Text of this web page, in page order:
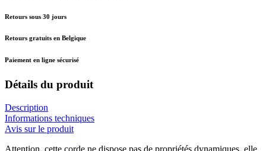
Retours sous 30 jours
Retours gratuits en Belgique
Paiement en ligne sécurisé
Détails du produit
Description
Informations techniques
Avis sur le produit